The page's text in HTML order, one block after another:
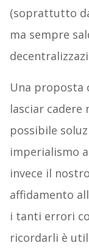
(soprattutto
ma sempre
Una proposta
lasciar cadere
possibile
imperialismo
invece il
affidamento
i tanti errori
ricordarli è